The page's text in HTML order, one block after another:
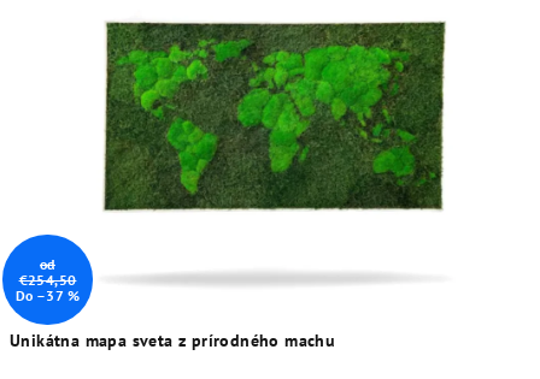
Unikátna mapa sveta z prírodného machu
na
5
gwiazdek.
od
€254,50
Do –37 %